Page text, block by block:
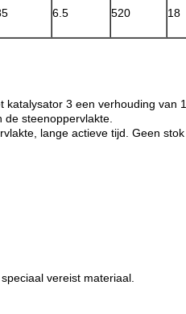
6.5 520 18
3 een verhouding van
steenoppervlakte.
lange actieve tijd. Geen
vereist materiaal.